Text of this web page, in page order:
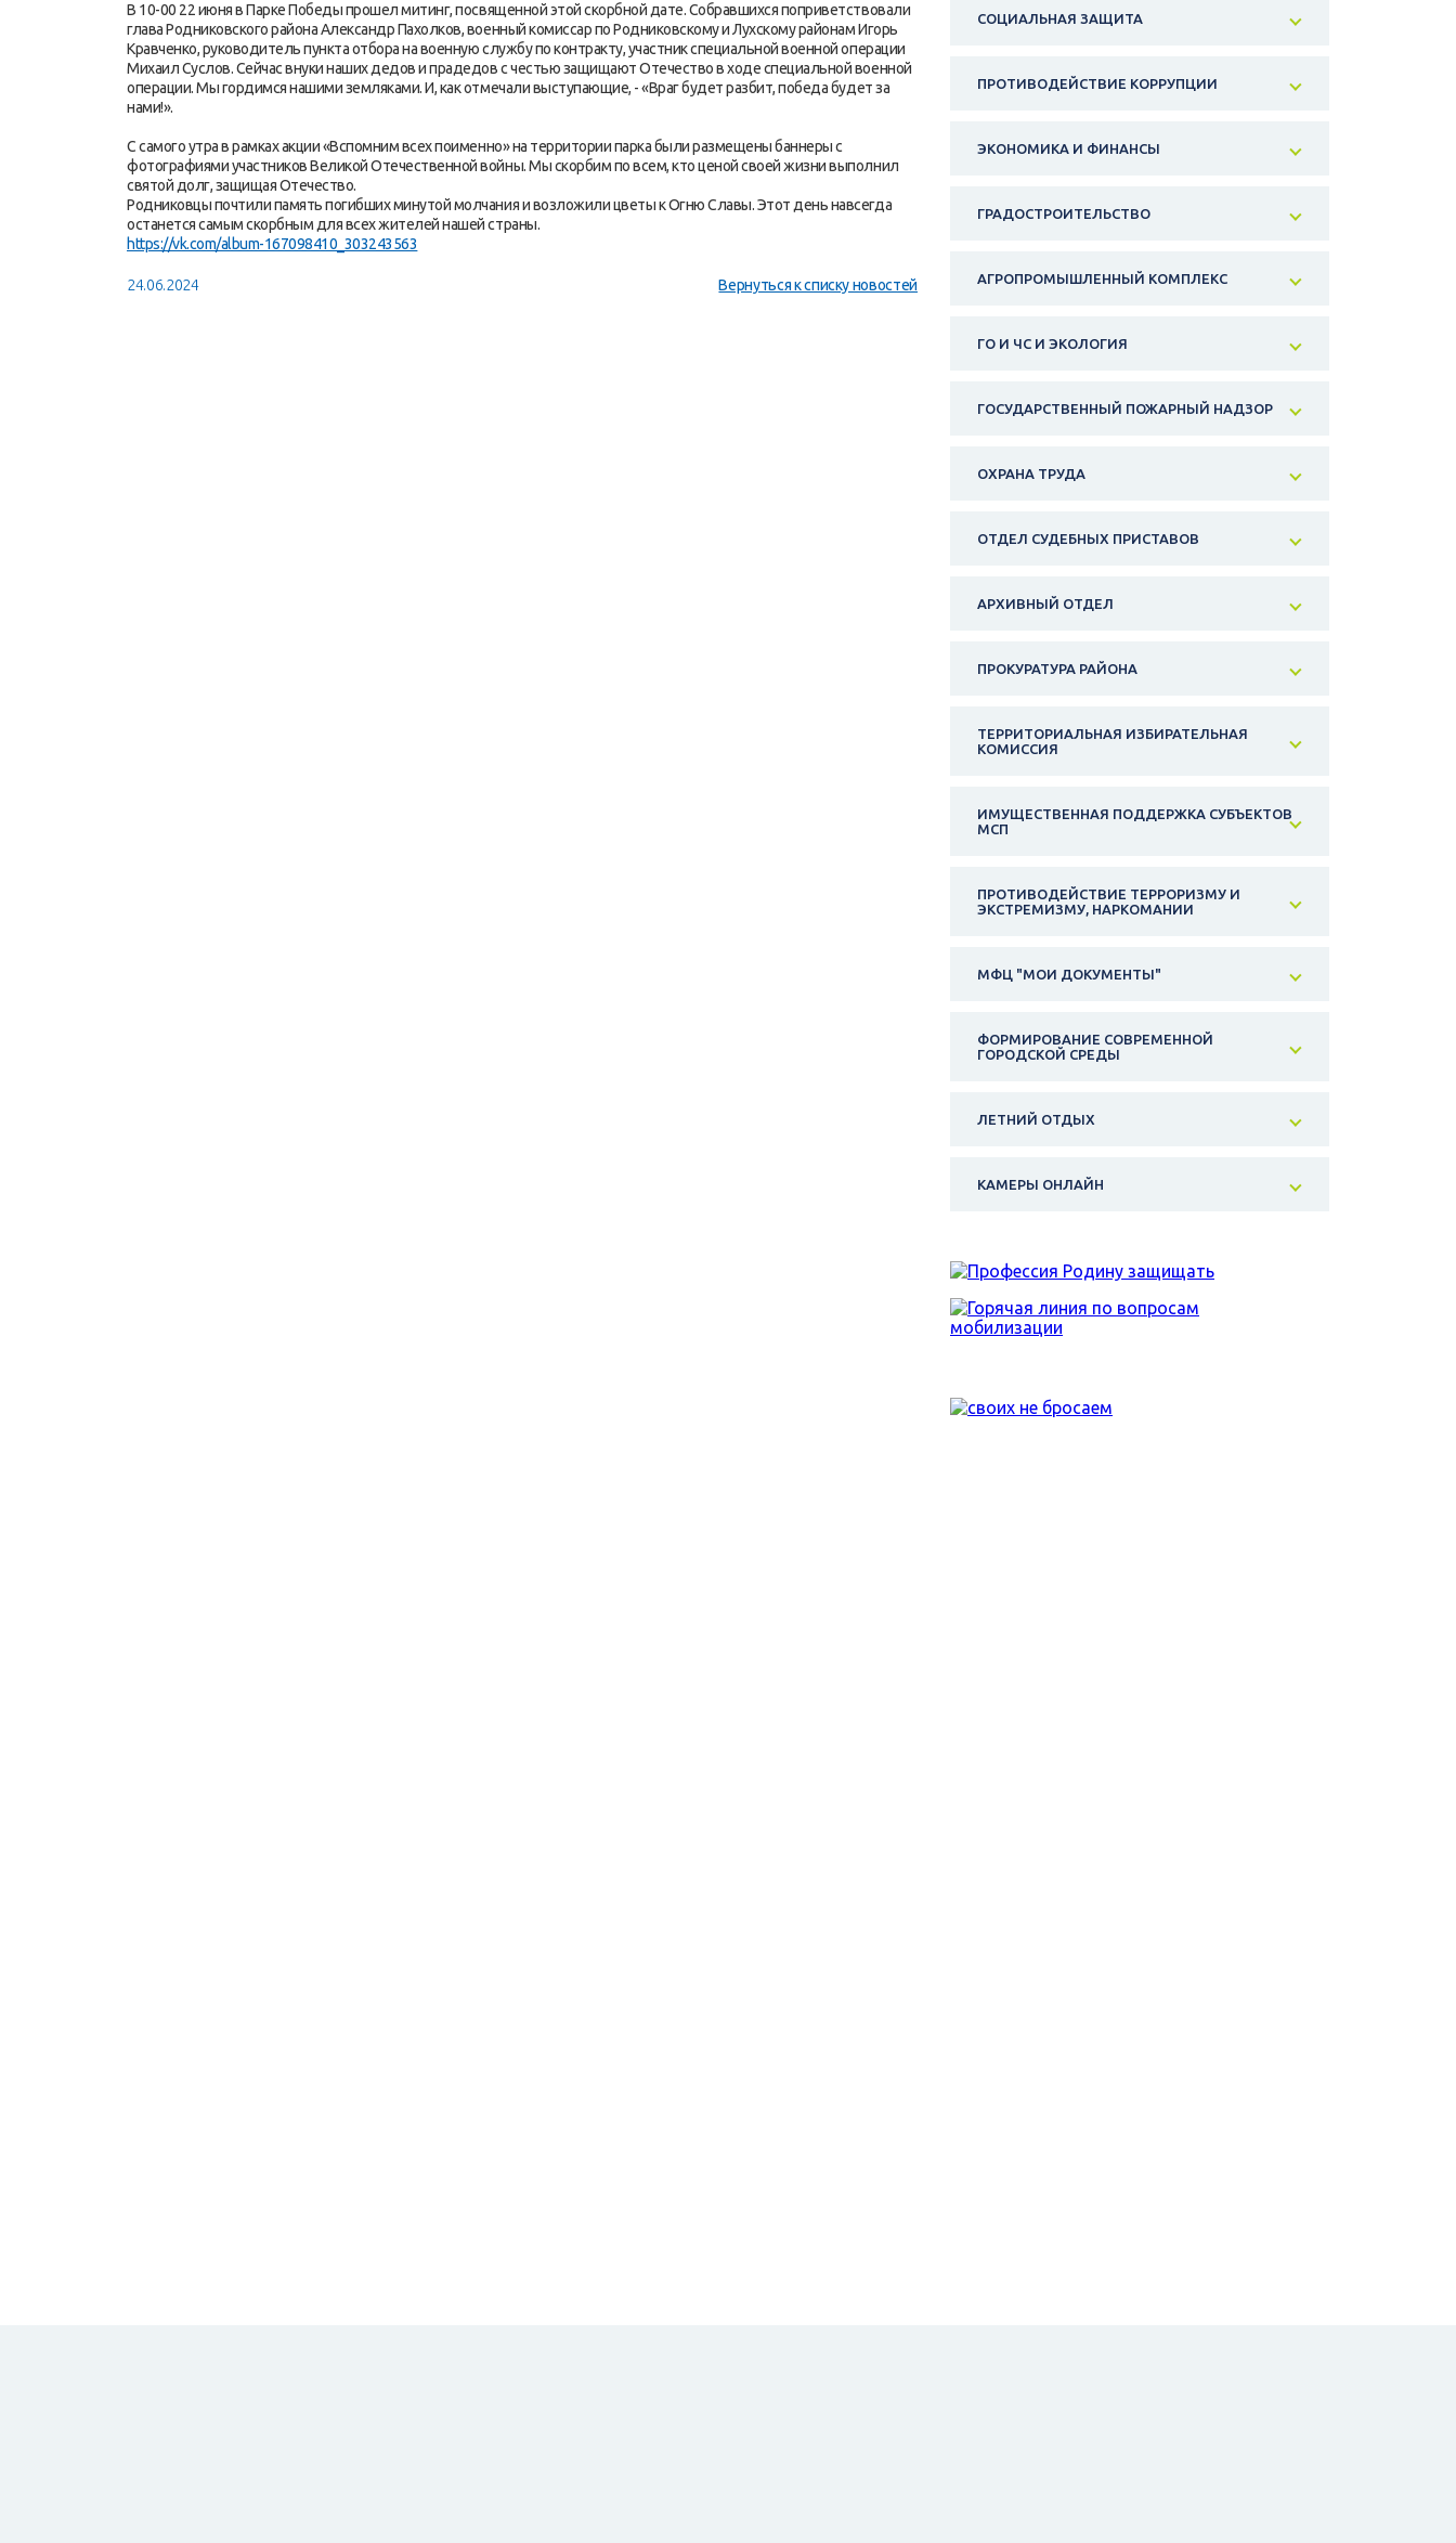
В 10-00 22 июня в Парке Победы прошел митинг, посвященной этой скорбной дате. Собравшихся поприветствовали
глава Родниковского района Александр Пахолков, военный комиссар по Родниковскому и Лухскому районам Игорь
Кравченко, руководитель пункта отбора на военную службу по контракту, участник специальной военной операции
Михаил Суслов. Сейчас внуки наших дедов и прадедов с честью защищают Отечество в ходе специальной военной
операции. Мы гордимся нашими земляками. И, как отмечали выступающие, - «Враг будет разбит, победа будет за
нами!».
С самого утра в рамках акции «Вспомним всех поименно» на территории парка были размещены баннеры с
фотографиями участников Великой Отечественной войны. Мы скорбим по всем, кто ценой своей жизни выполнил
святой долг, защищая Отечество.
Родниковцы почтили память погибших минутой молчания и возложили цветы к Огню Славы. Этот день навсегда
останется самым скорбным для всех жителей нашей страны.
https://vk.com/album-167098410_303243563
24.06.2024 Вернуться к списку новостей
СОЦИАЛЬНАЯ ЗАЩИТА
ПРОТИВОДЕЙСТВИЕ КОРРУПЦИИ
ЭКОНОМИКА И ФИНАНСЫ
ГРАДОСТРОИТЕЛЬСТВО
АГРОПРОМЫШЛЕННЫЙ КОМПЛЕКС
ГО И ЧС И ЭКОЛОГИЯ
ГОСУДАРСТВЕННЫЙ ПОЖАРНЫЙ НАДЗОР
ОХРАНА ТРУДА
ОТДЕЛ СУДЕБНЫХ ПРИСТАВОВ
АРХИВНЫЙ ОТДЕЛ
ПРОКУРАТУРА РАЙОНА
ТЕРРИТОРИАЛЬНАЯ ИЗБИРАТЕЛЬНАЯ
КОМИССИЯ
ИМУЩЕСТВЕННАЯ ПОДДЕРЖКА СУБЪЕКТОВ
МСП
ПРОТИВОДЕЙСТВИЕ ТЕРРОРИЗМУ И
ЭКСТРЕМИЗМУ, НАРКОМАНИИ
МФЦ "МОИ ДОКУМЕНТЫ"
ФОРМИРОВАНИЕ СОВРЕМЕННОЙ
ГОРОДСКОЙ СРЕДЫ
ЛЕТНИЙ ОТДЫХ
КАМЕРЫ ОНЛАЙН